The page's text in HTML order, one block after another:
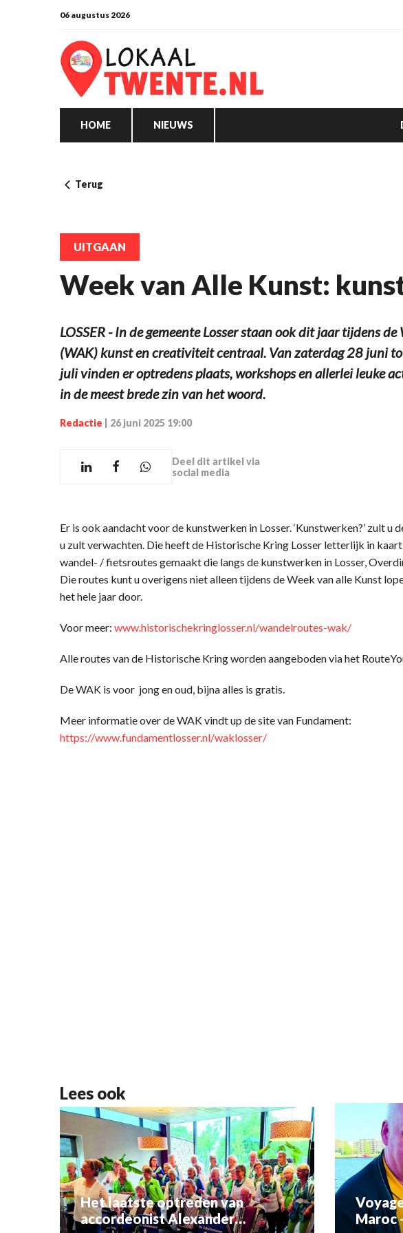
06 augustus 2026
HOME NIEUWS
Terug
UITGAAN
Week van Alle Kunst:
LOSSER - In de gemeente Losser staan ook dit jaar tijdens
(WAK) kunst en creativiteit centraal. Van zaterdag 28 juni
juli vinden er optredens plaats, workshops en allerlei leuke
in de meest brede zin van het woord.
Redactie 26 juni 2025 19:00
Deel dit artikel via
social media
Er is ook aandacht voor de kunstwerken in Losser. ‘Kunstwerken?’ zult u
u zult verwachten. Die heeft de Historische Kring Losser letterlijk in
wandel- / fietsroutes gemaakt die langs de kunstwerken in Losser,
Die routes kunt u overigens niet alleen tijdens de Week van alle Kunst
het hele jaar door.
Voor meer: www.historischekringlosser.nl/wandelroutes-wak/
Alle routes van de Historische Kring worden aangeboden via het
De WAK is voor jong en oud, bijna alles is gratis.
Meer informatie over de WAK vindt up de site van Fundament:
https://www.fundamentlosser.nl/waklosser/
Lees ook
Het laatste optreden van
accordeonist Alexander
Maroc